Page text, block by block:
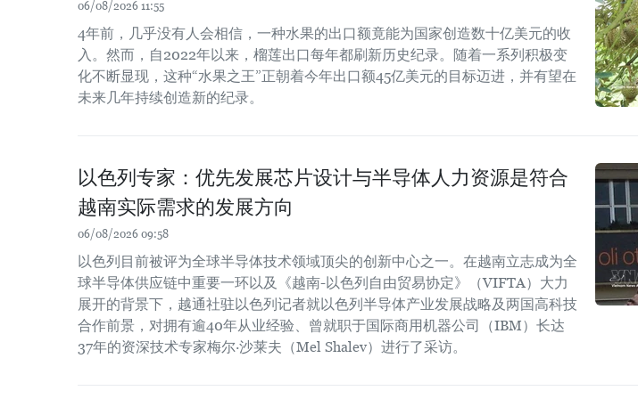
06/08/2026 11:55
4年前，几乎没有人会相信，一种水果的出口额竟能为国家创造数十亿美元的收
入。然而，自2022年以来，榴莲出口每年都刷新历史纪录。随着一系列积极变
化不断显现，这种“水果之王”正朝着今年出口额45亿美元的目标迈进，并有望在
未来几年持续创造新的纪录。
以色列专家：优先发展芯片设计与半导体人力资源是符合
越南实际需求的发展方向
06/08/2026 09:58
以色列目前被评为全球半导体技术领域顶尖的创新中心之一。在越南立志成为全
球半导体供应链中重要一环以及《越南-以色列自由贸易协定》（VIFTA）大力
展开的背景下，越通社驻以色列记者就以色列半导体产业发展战略及两国高科技
合作前景，对拥有逾40年从业经验、曾就职于国际商用机器公司（IBM）长达
37年的资深技术专家梅尔·沙莱夫（Mel Shalev）进行了采访。